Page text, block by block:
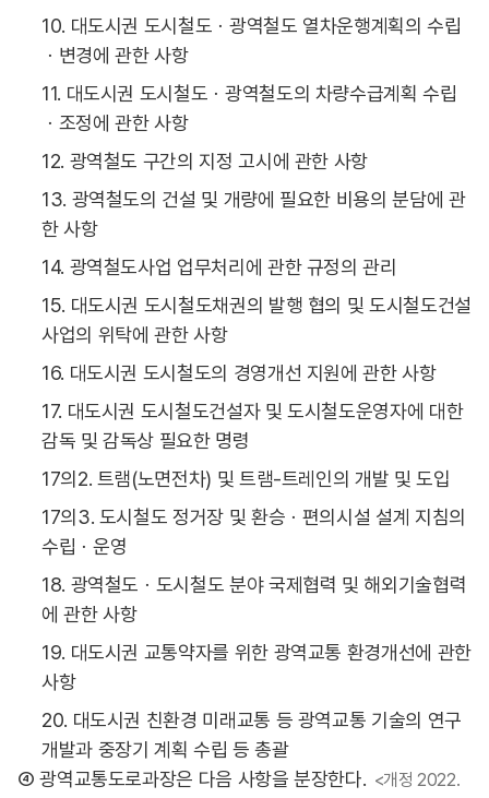
10. 대도시권 도시철도ㆍ광역철도 열차운행계획의 수립
ㆍ변경에 관한 사항
11. 대도시권 도시철도ㆍ광역철도의 차량수급계획 수립
ㆍ조정에 관한 사항
12. 광역철도 구간의 지정 고시에 관한 사항
13. 광역철도의 건설 및 개량에 필요한 비용의 분담에 관
한 사항
14. 광역철도사업 업무처리에 관한 규정의 관리
15. 대도시권 도시철도채권의 발행 협의 및 도시철도건설
사업의 위탁에 관한 사항
16. 대도시권 도시철도의 경영개선 지원에 관한 사항
17. 대도시권 도시철도건설자 및 도시철도운영자에 대한
감독 및 감독상 필요한 명령
17의2. 트램(노면전차) 및 트램-트레인의 개발 및 도입
17의3. 도시철도 정거장 및 환승ㆍ편의시설 설계 지침의
수립ㆍ운영
18. 광역철도ㆍ도시철도 분야 국제협력 및 해외기술협력
에 관한 사항
19. 대도시권 교통약자를 위한 광역교통 환경개선에 관한
사항
20. 대도시권 친환경 미래교통 등 광역교통 기술의 연구
개발과 중장기 계획 수립 등 총괄
④ 광역교통도로과장은 다음 사항을 분장한다. <개정 2022.